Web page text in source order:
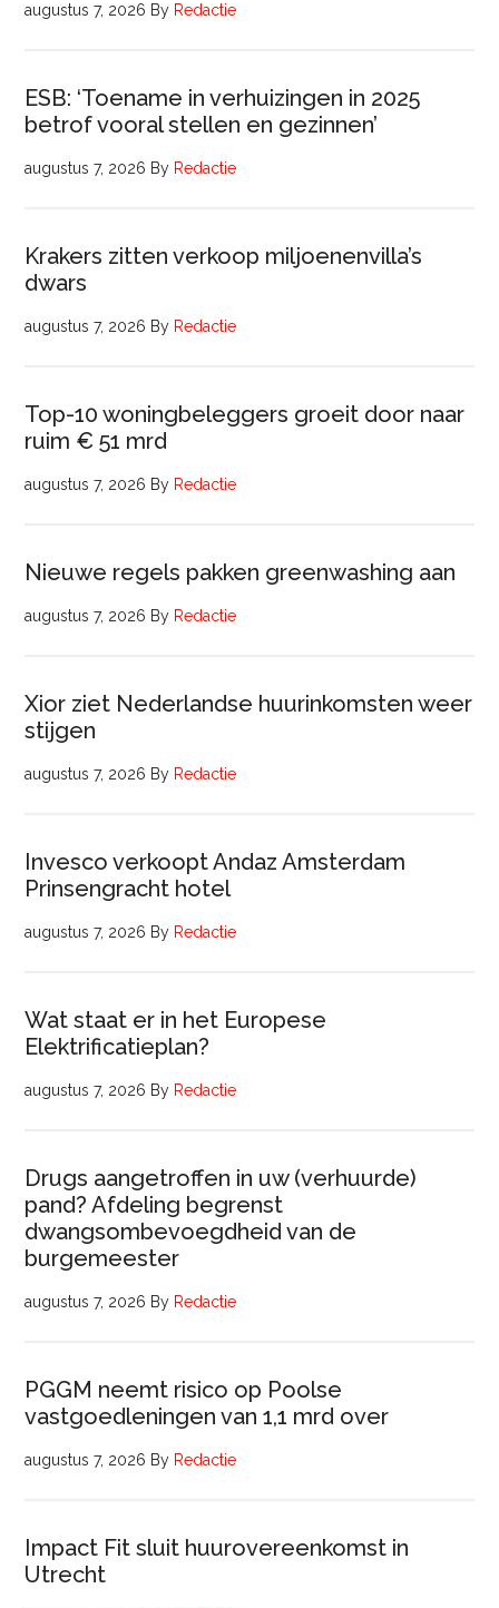
augustus 7, 2026 By Redactie
ESB: ‘Toename in verhuizingen in 2025
betrof vooral stellen en gezinnen’
augustus 7, 2026 By Redactie
Krakers zitten verkoop miljoenenvilla’s
dwars
augustus 7, 2026 By Redactie
Top-10 woningbeleggers groeit door naar
ruim € 51 mrd
augustus 7, 2026 By Redactie
Nieuwe regels pakken greenwashing aan
augustus 7, 2026 By Redactie
Xior ziet Nederlandse huurinkomsten weer
stijgen
augustus 7, 2026 By Redactie
Invesco verkoopt Andaz Amsterdam
Prinsengracht hotel
augustus 7, 2026 By Redactie
Wat staat er in het Europese
Elektrificatieplan?
augustus 7, 2026 By Redactie
Drugs aangetroffen in uw (verhuurde)
pand? Afdeling begrenst
dwangsombevoegdheid van de
burgemeester
augustus 7, 2026 By Redactie
PGGM neemt risico op Poolse
vastgoedleningen van 1,1 mrd over
augustus 7, 2026 By Redactie
Impact Fit sluit huurovereenkomst in
Utrecht